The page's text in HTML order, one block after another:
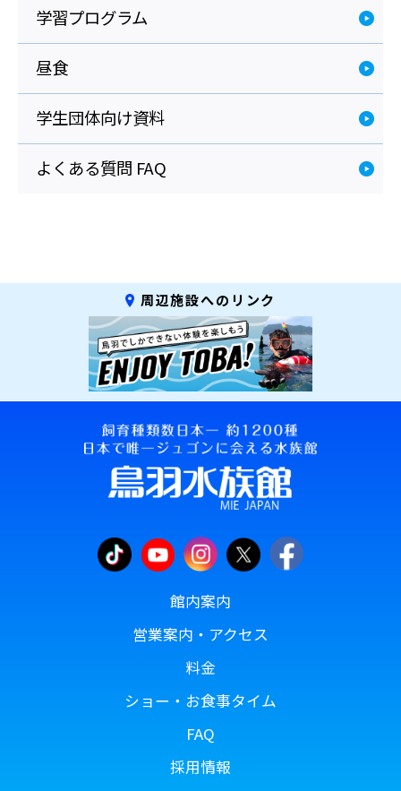
学習プログラム
昼食
学生団体向け資料
よくある質問 FAQ
周辺施設へのリンク
館内案内
営業案内・アクセス
料金
ショー・お食事タイム
FAQ
採用情報